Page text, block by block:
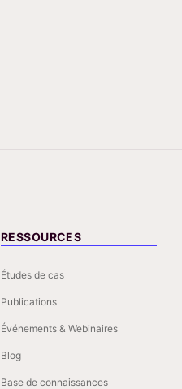
RESSOURCES
Études de cas
Publications
Événements & Webinaires
Blog
Base de connaissances